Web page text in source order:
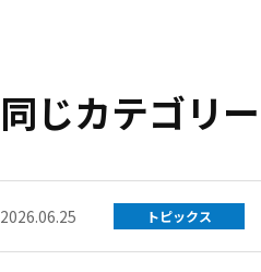
同じカテゴリ
2026.06.25 トピックス